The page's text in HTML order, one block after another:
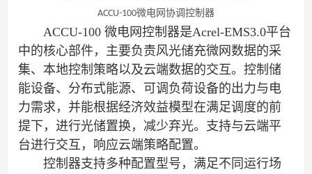
ACCU-100微电网协调控制器
ACCU-100 微电网控制器是Acrel-EMS3.0平台
中的核心部件，主要负责风光储充微网数据的采
集、本地控制策略以及云端数据的交互。控制储
能设备、分布式能源、可调负荷设备的出力与电
力需求，并能根据经济效益模型在满足调度的前
提下，进行光储置换，减少弃光。支持与云端平
台进行交互，响应云端策略配置。
控制器支持多种配置型号，满足不同运行场